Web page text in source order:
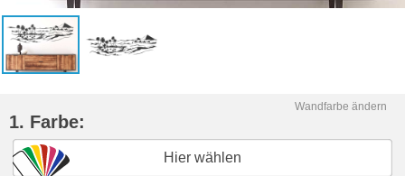
Wandfarbe ändern
1. Farbe:
Hier wählen